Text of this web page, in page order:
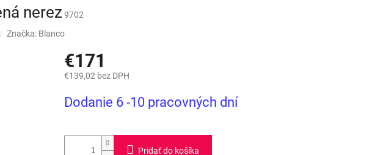
nerez 9702
Značka: Blanco
€171
€139,02 bez DPH
cena:
Dodanie 6 -10 pracovných dní
Pridať do košíka